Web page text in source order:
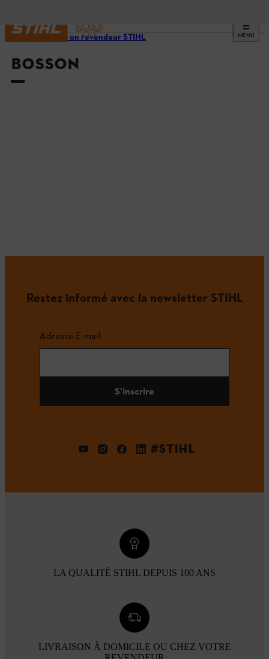
MENU
Trouvez un revendeur STIHL
BOSSON
Restez informé avec la newsletter STIHL
Adresse E-mail
S'inscrire
#STIHL
LA QUALITÉ STIHL DEPUIS 100 ANS
LIVRAISON À DOMICILE OU CHEZ VOTRE